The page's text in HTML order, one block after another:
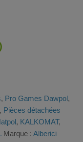
, Pro Games Dawpol,
, Pièces détachées
, KALKOMAT,
Marque : Alberici